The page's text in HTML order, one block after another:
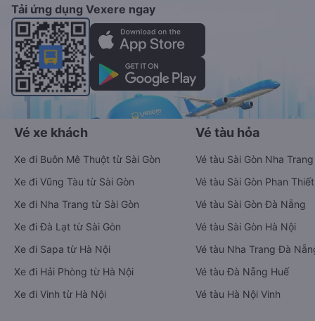
Tải ứng dụng Vexere ngay
Vé xe khách
Xe đi Buôn Mê Thuột từ Sài Gòn
Xe đi Vũng Tàu từ Sài Gòn
Xe đi Nha Trang từ Sài Gòn
Xe đi Đà Lạt từ Sài Gòn
Xe đi Sapa từ Hà Nội
Xe đi Hải Phòng từ Hà Nội
Xe đi Vinh từ Hà Nội
Vé tàu hỏa
Vé tàu Sài Gòn Nha Trang
Vé tàu Sài Gòn Phan Thiết
Vé tàu Sài Gòn Đà Nẵng
Vé tàu Sài Gòn Hà Nội
Vé tàu Nha Trang Đà
Vé tàu Đà Nẵng Huế
Vé tàu Hà Nội Vinh